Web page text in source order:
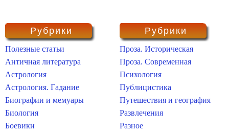
Рубрики
Полезные статьи
Античная литература
Астрология
Астрология. Гадание
Биографии и мемуары
Биология
Боевики
Рубрики
Проза. Историческая
Проза. Современная
Психология
Публицистика
Путешествия и география
Развлечения
Разное